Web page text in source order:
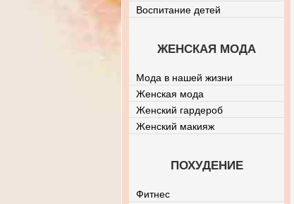
Воспитание детей
ЖЕНСКАЯ МОДА
Мода в нашей жизни
Женская мода
Женский гардероб
Женский макияж
ПОХУДЕНИЕ
Фитнес